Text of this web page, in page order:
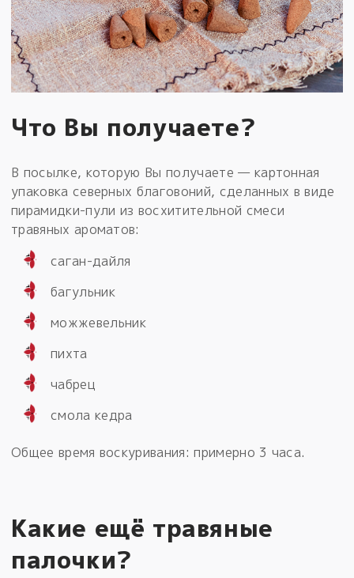
Что Вы получаете?
В посылке, которую Вы получаете — картонная
упаковка северных благовоний, сделанных в виде
пирамидки-пули из восхитительной смеси
травяных ароматов:
саган-дайля
багульник
можжевельник
пихта
чабрец
смола кедра
Общее время воскуривания: примерно 3 часа.
Какие ещё травяные
палочки?